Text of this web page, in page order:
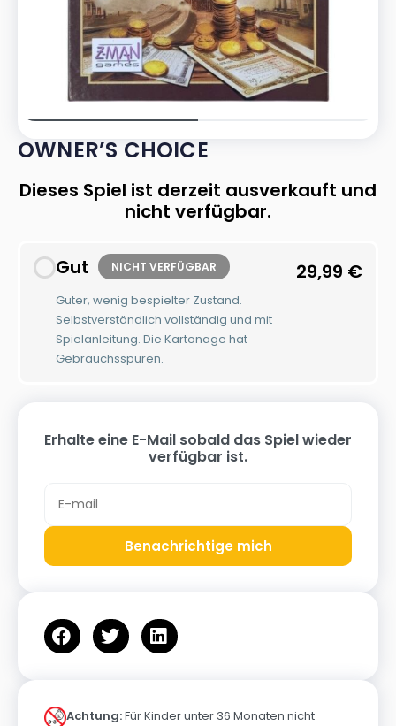
OWNER’S CHOICE
Dieses Spiel ist derzeit ausverkauft und
nicht verfügbar.
Gut NICHT VERFÜGBAR
Guter, wenig bespielter Zustand.
Selbstverständlich vollständig und mit
Spielanleitung. Die Kartonage hat
Gebrauchsspuren.
29,99 €
Erhalte eine E-Mail sobald das Spiel wieder
verfügbar ist.
Benachrichtige mich
Achtung:Für Kinder unter 36 Monaten nicht